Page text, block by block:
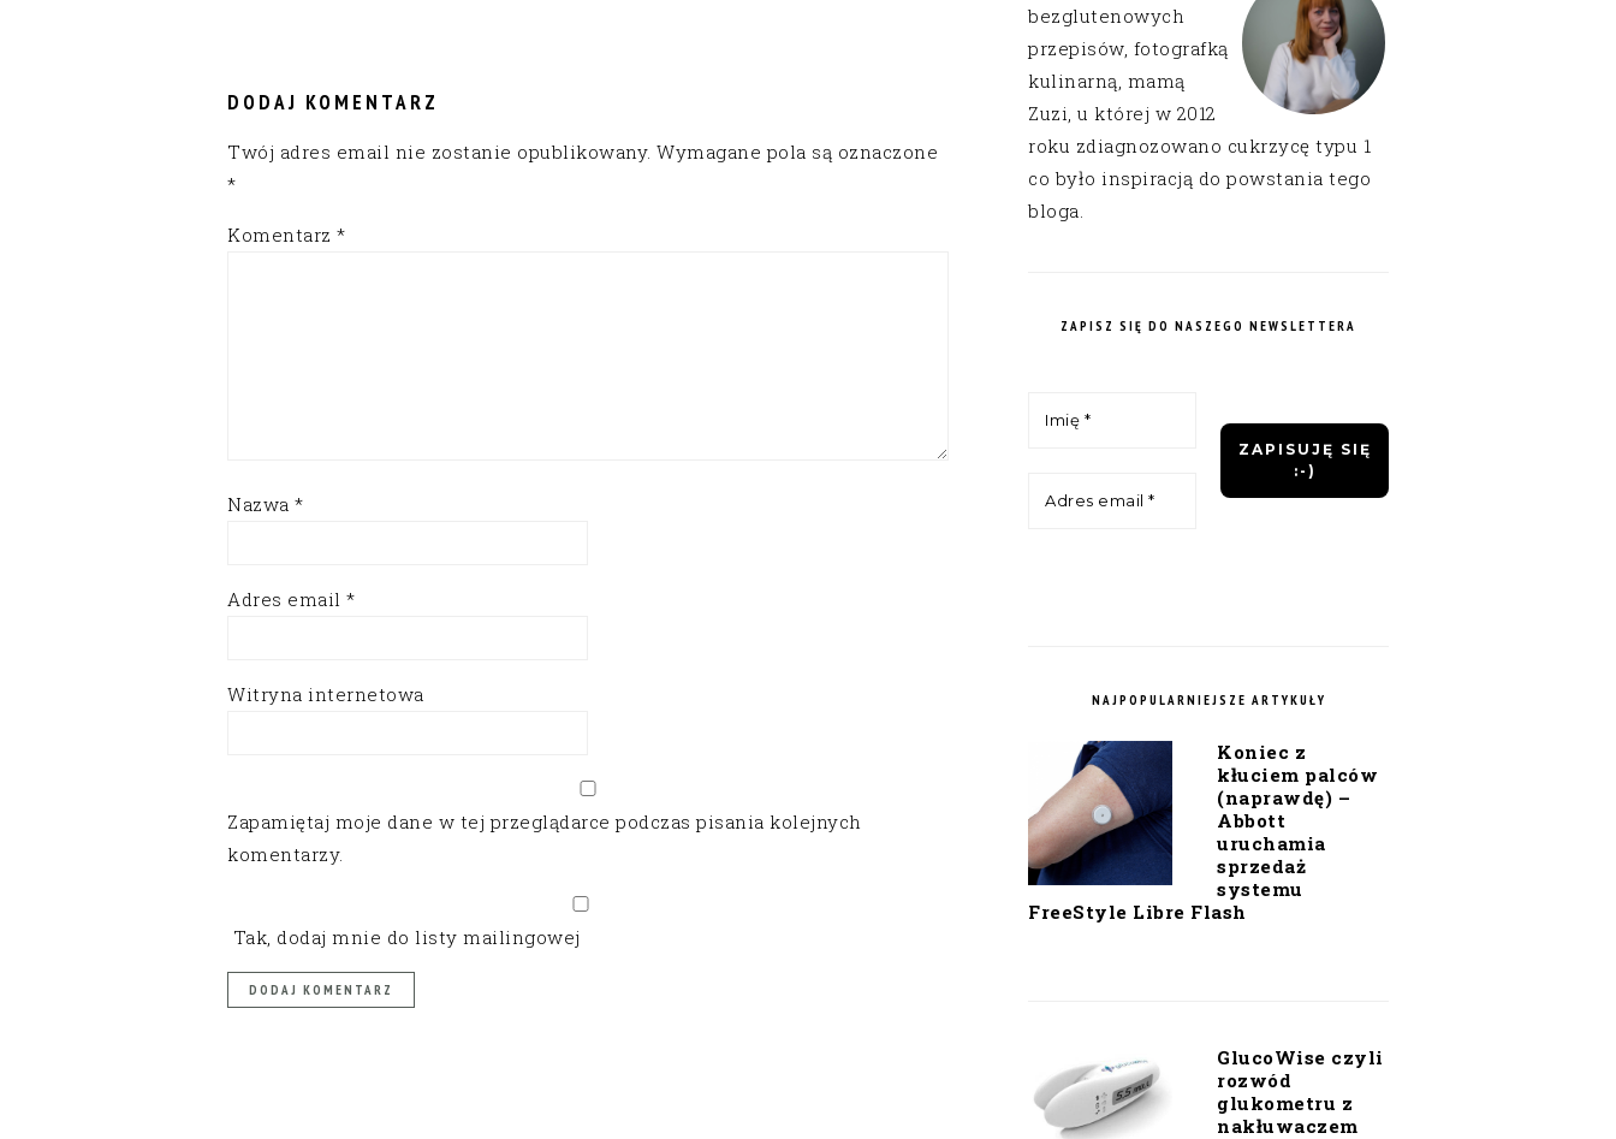
DODAJ KOMENTARZ
Twój adres email nie zostanie opublikowany. Wymagane pola są oznaczone
*
Komentarz *
Nazwa *
Adres email *
Witryna internetowa
Zapamiętaj moje dane w tej przeglądarce podczas pisania kolejnych
komentarzy.
Tak, dodaj mnie do listy mailingowej
bezglutenowych
przepisów, fotografką
kulinarną, mamą
Zuzi, u której w 2012
roku zdiagnozowano cukrzycę typu 1
co było inspiracją do powstania tego
bloga.
ZAPISZ SIĘ DO NASZEGO NEWSLETTERA
NAJPOPULARNIEJSZE ARTYKUŁY
Koniec z
kłuciem palców
(naprawdę) –
Abbott
uruchamia
sprzedaż
systemu
FreeStyle Libre Flash
GlucoWise czyli
rozwód
glukometru z
nakłuwaczem